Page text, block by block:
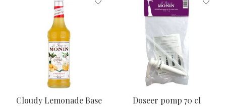
Cloudy Lemonade Base Doseer pomp 70 cl